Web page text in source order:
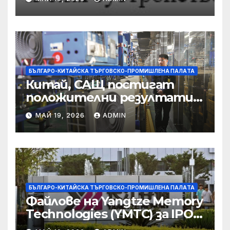
съсредоточи върху
борбата с
корпоративната
престъпност
БЪЛГАРО-КИТАЙСКА ТЪРГОВСКО-ПРОМИШЛЕНА ПАЛAТА
Китай, САЩ постигат
положителни резултати в
икономическите и
търговски консултации:
министерство
МАЙ 19, 2026 ADMIN
БЪЛГАРО-КИТАЙСКА ТЪРГОВСКО-ПРОМИШЛЕНА ПАЛAТА
Файлове на Yangtze Memory
Technologies (YMTC) за IPO
на STAR Market